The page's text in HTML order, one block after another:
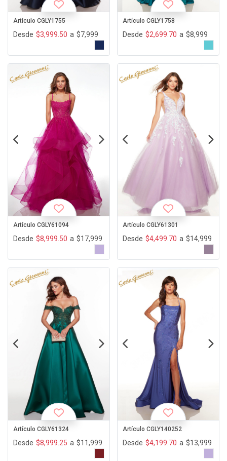
Artículo CGLY1755
Desde $3,999.50 a $7,999
Artículo CGLY1758
Desde $2,699.70 a $8,999
Artículo CGLY61094
Desde $8,999.50 a $17,999
Artículo CGLY61301
Desde $4,499.70 a $14,999
Artículo CGLY61324
Desde $8,999.25 a $11,999
Artículo CGLY140252
Desde $4,199.70 a $13,999